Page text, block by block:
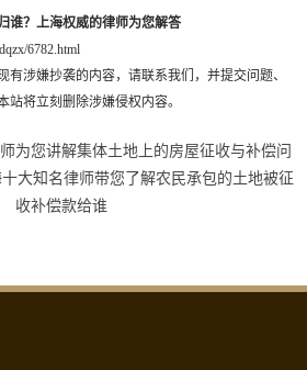
谁？上海权威的律师为您解答
6782.html
有涉嫌抄袭的内容，请联系我们，并提交问题、
将立刻删除涉嫌侵权内容。
为您讲解集体土地上的房屋征收与补偿问
十大知名律师带您了解农民承包的土地被征
收补偿款给谁